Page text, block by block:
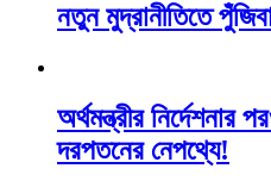
নতুন মুদ্রানীতিতে
অর্থমন্ত্রীর নির্দেশনার
দরপতনের নেপথ্যে!